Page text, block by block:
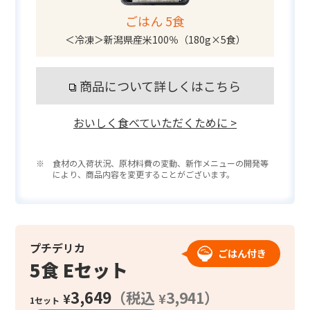
ごはん 5食
＜冷凍＞新潟県産米100％（180g×5食）
商品について詳しくはこちら
おいしく食べていただくために >
※ 食材の入荷状況、原材料費の変動、新作メニューの開発等
により、商品内容を変更することがございます。
ごはん付き
プチデリカ
5食 Eセット
1セット ¥3,649（税込¥3,941）